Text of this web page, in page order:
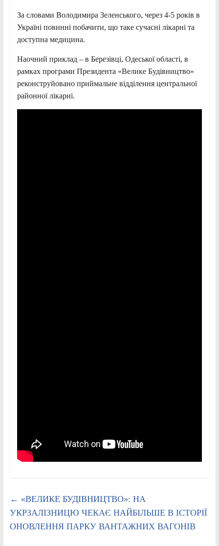
За словами Володимира Зеленського, через 4-5 років в
Україні повинні побачити, що таке сучасні лікарні та
доступна медицина.
Наочний приклад – в Березівці, Одеської області, в
рамках програми Президента «Велике Будівництво»
реконструйовано приймальне відділення центральної
районної лікарні.
← «ВЕЛИКЕ БУДІВНИЦТВО»: НА
УКРЗАЛІЗНИЦЮ ЧЕКАЄ НАЙБІЛЬШЕ В ІСТОРІЇ
ОНОВЛЕННЯ ПАРКУ ВАНТАЖНИХ ВАГОНІВ